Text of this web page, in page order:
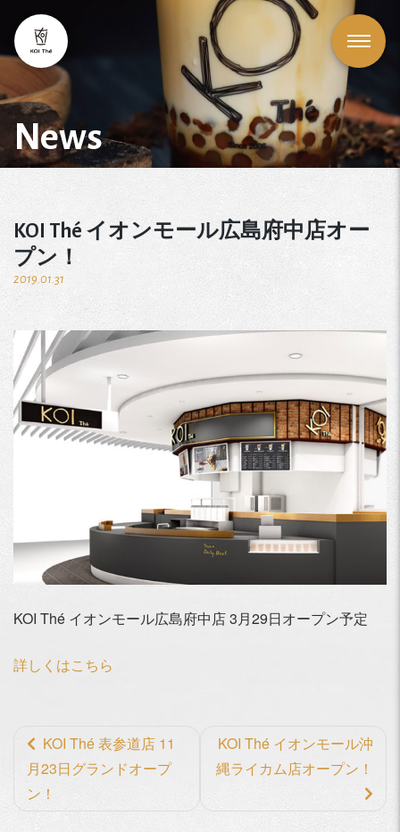
News
KOI Thé イオンモール広島府中店オー
プン！
2019.01.31
KOI Thé イオンモール広島府中店 3月29日オープン予定
詳しくはこちら
前
後
の
記
KOI Thé 表参道店 11
月23日グランドオープ
ン！
KOI Thé イオンモール沖
縄ライカム店オープン！